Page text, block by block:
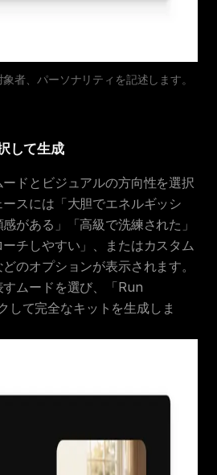
者、パーソナリティを記述します。
して生成
ドとビジュアルの方向性を選択
スには「大胆でエネルギッシ
がある」「高級で洗練された」
ーチしやすい」、またはカスタム
のオプションが表示されます。
ムードを選び、「Run
て完全なキットを生成しま